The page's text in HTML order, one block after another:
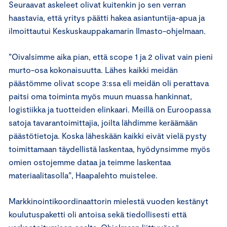
Seuraavat askeleet olivat kuitenkin jo sen verran
haastavia, että yritys päätti hakea asiantuntija-apua ja
ilmoittautui Keskuskauppakamarin Ilmasto-ohjelmaan.
”Oivalsimme aika pian, että scope 1 ja 2 olivat vain pieni
murto-osa kokonaisuutta. Lähes kaikki meidän
päästömme olivat scope 3:ssa eli meidän oli perattava
paitsi oma toiminta myös muun muassa hankinnat,
logistiikka ja tuotteiden elinkaari. Meillä on Euroopassa
satoja tavarantoimittajia, joilta lähdimme keräämään
päästötietoja. Koska läheskään kaikki eivät vielä pysty
toimittamaan täydellistä laskentaa, hyödynsimme myös
omien ostojemme dataa ja teimme laskentaa
materiaalitasolla”, Haapalehto muistelee.
Markkinointikoordinaattorin mielestä vuoden kestänyt
koulutuspaketti oli antoisa sekä tiedollisesti että